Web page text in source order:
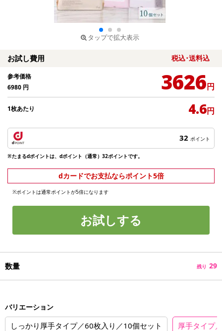
タップで拡大表示
お試し費用 税込･送料込
参考価格
6980 円 3626円
1枚あたり 4.6円
32 ポイント
※たまるdポイントは、dポイント（通常）32ポイントです。
dカードでお支払ならポイント5倍
※ポイントは通常ポイントが5倍になります
お試しする
数量 残り 29
バリエーション
しっかり厚手タイプ／60枚入り／10個セット 厚手タイプ